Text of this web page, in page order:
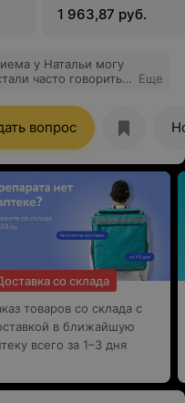
1 963,87 руб.
у Натальи могу
часто говорить,
повышенного
на кофе
Наталья смело
Мне очень
синяки ушли и я прям
больше 35 никто не
ни больших
и мезо не
в центр♥️ Никаких
после которых
Еще
вопрос
со склада
товаров со склада с
в ближайшую
всего за 1–3 дня